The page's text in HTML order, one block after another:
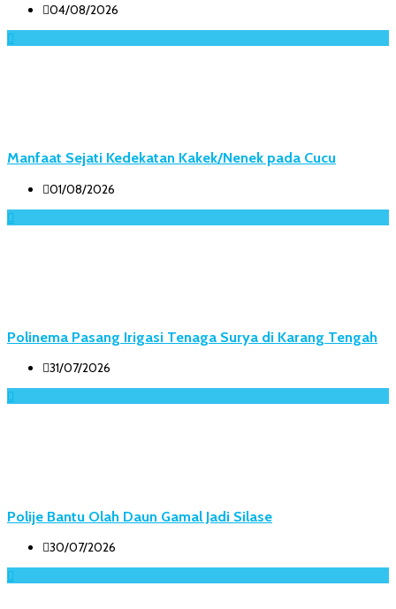
04/08/2026
Manfaat Sejati Kedekatan Kakek/Nenek pada Cucu
01/08/2026
Polinema Pasang Irigasi Tenaga Surya di Karang Tengah
31/07/2026
Polije Bantu Olah Daun Gamal Jadi Silase
30/07/2026